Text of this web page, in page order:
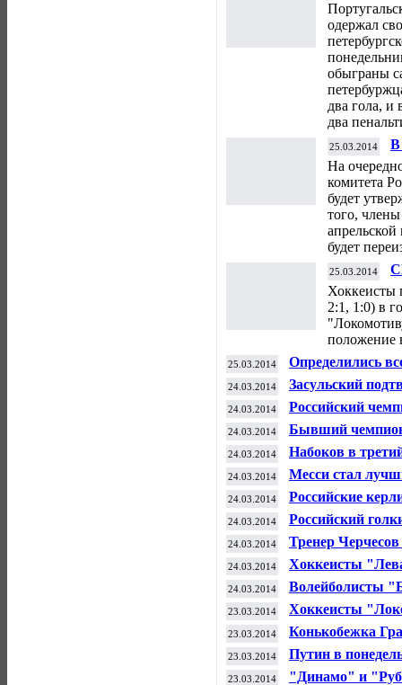
одержал
обыграны
два гола,
два
25.03.2014
В
На
комитета
будет
того,
будет
25.03.2014
Хоккеисты
2:1, 1:0) в
положение
25.03.2014
Определились
Единой лиги
24.03.2014
Засульский
по Черчесову
24.03.2014 Российский
24.03.2014 Бывший чемпион
24.03.2014 Набоков в
24.03.2014 Месси стал
24.03.2014
Российские
бронзу
24.03.2014
Российский
"Айлендерс"
24.03.2014
Тренер
ФК "Спартак"
24.03.2014
Хоккеисты
1/4 финала
24.03.2014
Волейболисты
титул в третий
23.03.2014
Хоккеисты
вперед в серии
23.03.2014
Конькобежка
в многоборье
23.03.2014
Путин в
Паралимпиады
23.03.2014
"Динамо" и